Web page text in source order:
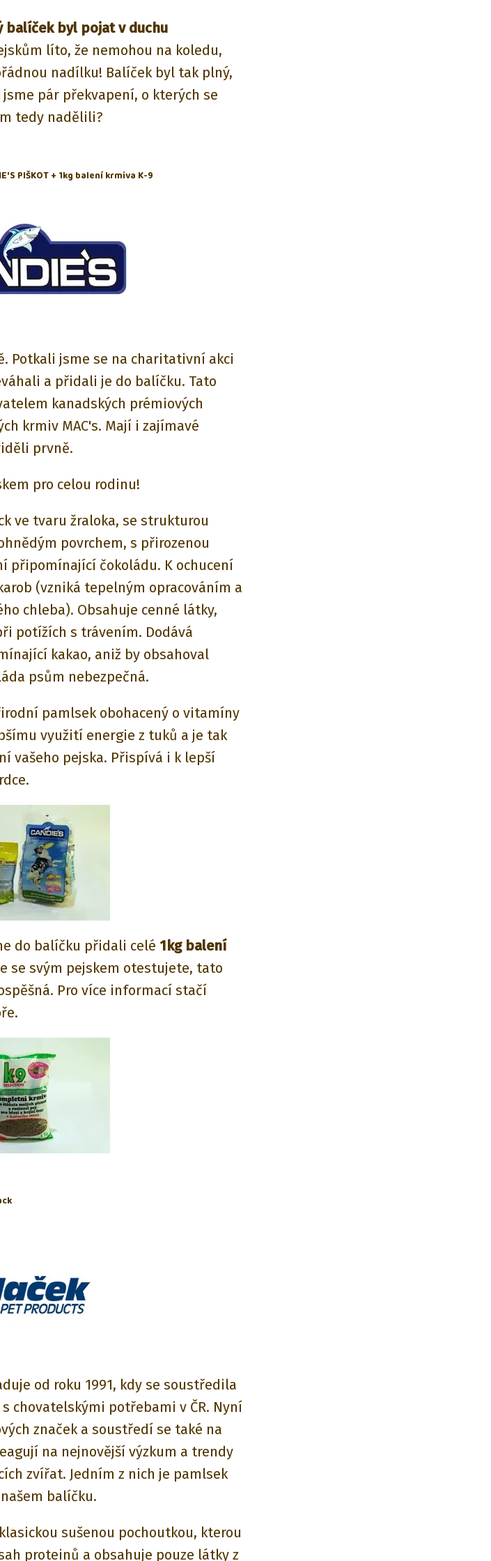
balíček byl pojat v duchu
líto, že nemohou na koledu,
nadílku! Balíček byl tak plný,
pár překvapení, o kterých se
tedy nadělili?
PIŠKOT + 1kg balení krmiva K-9
Potkali jsme se na charitativní akci
a přidali je do balíčku. Tato
kanadských prémiových
krmiv MAC's. Mají i zajímavé
prvně.
pro celou rodinu!
ve tvaru žraloka, se strukturou
povrchem, s přirozenou
připomínající čokoládu. K ochucení
(vzniká tepelným opracováním a
chleba). Obsahuje cenné látky,
potížích s trávením. Dodává
kakao, aniž by obsahoval
psům nebezpečná.
pamlsek obohacený o vitamíny
využití energie z tuků a je tak
vašeho pejska. Přispívá i k lepší
do balíčku přidali celé 1kg balení
se svým pejskem otestujete, tato
Pro více informací stačí
od roku 1991, kdy se soustředila
chovatelskými potřebami v ČR. Nyní
značek a soustředí se také na
na nejnovější výzkum a trendy
zvířat. Jedním z nich je pamlsek
balíčku.
sušenou pochoutkou, kterou
proteinů a obsahuje pouze látky z